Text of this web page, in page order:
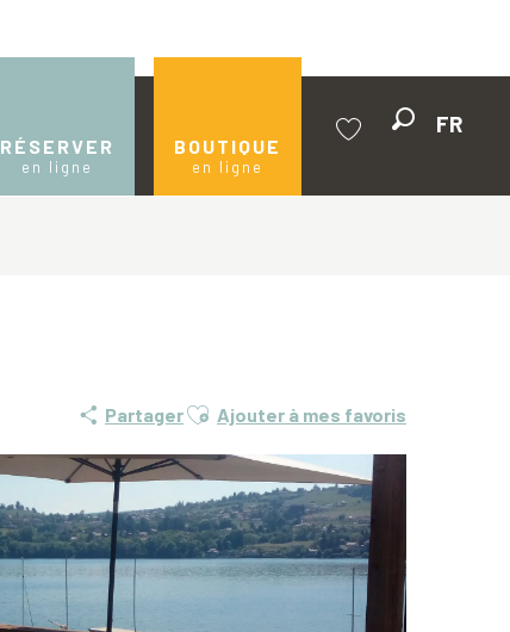
RÉSERVER
en ligne
BOUTIQUE
en ligne
FR
PartagerAjouter aux favoris
Ajouter à mes favoris